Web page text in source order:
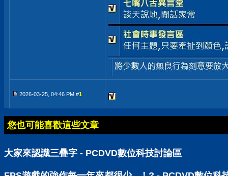
2026-03-25, 04:46 PM #1
您也可能喜歡這些文章
大家來認識三疊字 - PCDVD數位科技討論區